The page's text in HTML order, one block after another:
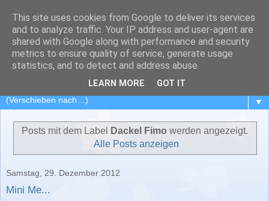
Dackelansichten
Mein Dackelblog - Das Leben und die Welt aus dem
Blickwinkel von Dackel George und Sohn Campino....
▼
Posts mit dem Label Dackel Fimo werden angezeigt.
Alle Posts anzeigen
Samstag, 29. Dezember 2012
Mini Me...
This site uses cookies from Google to deliver its services
and to analyze traffic. Your IP address and user-agent are
shared with Google along with performance and security
metrics to ensure quality of service, generate usage
statistics, and to detect and address abuse.
LEARN MORE GOT IT